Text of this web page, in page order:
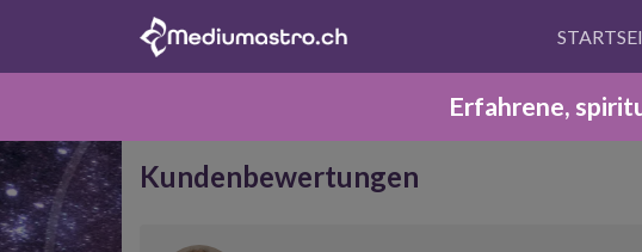
Erfahrene,
Kundenbewertungen